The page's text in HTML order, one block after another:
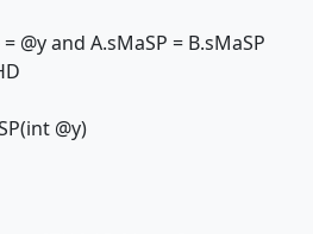
@y and A.sMaSP = B.sMaSP
@y)